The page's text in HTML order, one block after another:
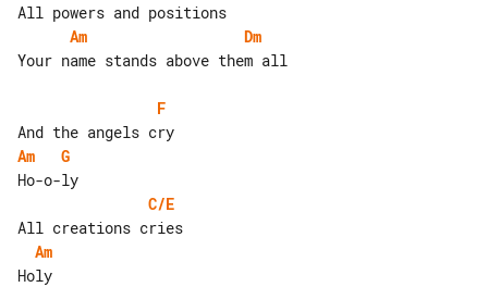
Am
Dm
Your name stands above them all
F
Am
G
C/E
Am